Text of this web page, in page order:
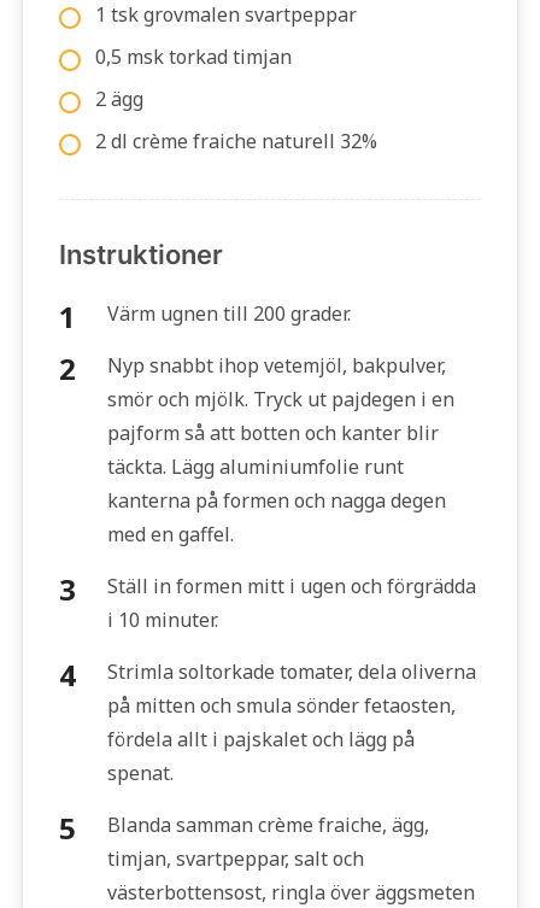
1 tsk grovmalen svartpeppar
0,5 msk torkad timjan
2 ägg
2 dl crème fraiche naturell 32%
Instruktioner
Värm ugnen till 200 grader.
Nyp snabbt ihop vetemjöl, bakpulver,
smör och mjölk. Tryck ut pajdegen i en
pajform så att botten och kanter blir
täckta. Lägg aluminiumfolie runt
kanterna på formen och nagga degen
med en gaffel.
Ställ in formen mitt i ugen och förgrädda
i 10 minuter.
Strimla soltorkade tomater, dela oliverna
på mitten och smula sönder fetaosten,
fördela allt i pajskalet och lägg på
spenat.
Blanda samman crème fraiche, ägg,
timjan, svartpeppar, salt och
västerbottensost, ringla över äggsmeten